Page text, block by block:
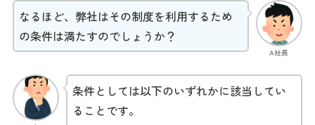
A社長
なるほど、弊社はその制度を利用するため
の条件は満たすのでしょうか？
条件としては以下のいずれかに該当してい
ることです。